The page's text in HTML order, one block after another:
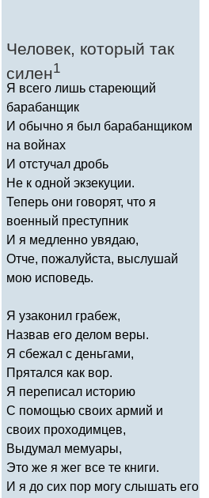
Человек, который так
силен1
Я всего лишь стареющий
барабанщик
И обычно я был барабанщиком
на войнах
И отстучал дробь
Не к одной экзекуции.
Теперь они говорят, что я
военный преступник
И я медленно увядаю,
Отче, пожалуйста, выслушай
мою исповедь.
Я узаконил грабеж,
Назвав его делом веры.
Я сбежал с деньгами,
Прятался как вор.
Я переписал историю
С помощью своих армий и
своих проходимцев,
Выдумал мемуары,
Это же я жег все те книги.
И я до сих пор могу слышать его